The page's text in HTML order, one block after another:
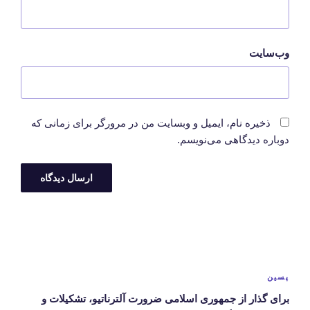
وب‌سایت
ذخیره نام، ایمیل و وبسایت من در مرورگر برای زمانی که
دوباره دیدگاهی می‌نویسم.
نوشته‌ها
نوشته‌ی
بعدی
پسین
برای گذار از جمهوری اسلامی ضرورت آلترناتیو، تشکیلات و